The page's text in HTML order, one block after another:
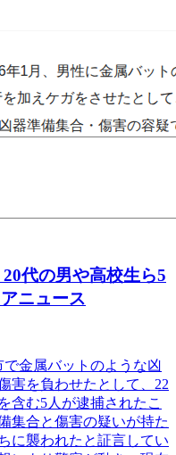
代の男や高校生ら5
ニュース
で金属バットのような凶
害を負わせたとして、22
含む5人が逮捕されたこ
集合と傷害の疑いが持た
に襲われたと証言してい